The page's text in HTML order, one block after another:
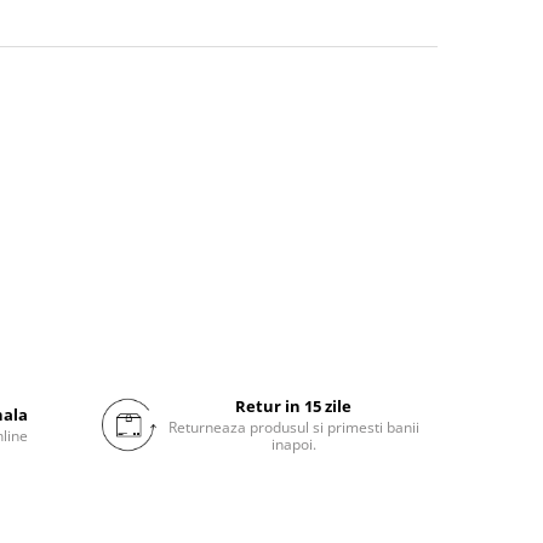
Retur in 15 zile
Returneaza produsul si primesti banii
inapoi.